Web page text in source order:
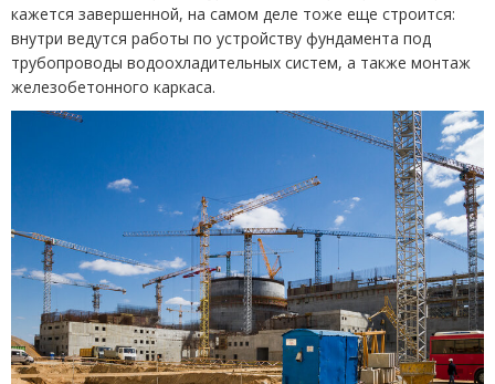
кажется завершенной, на самом деле тоже еще строится:
внутри ведутся работы по устройству фундамента под
трубопроводы водоохладительных систем, а также монтаж
железобетонного каркаса.